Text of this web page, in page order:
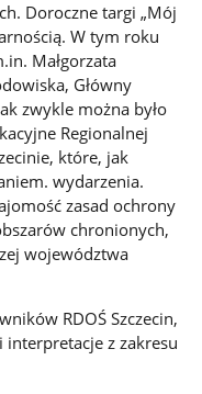
Doroczne targi „Mój
W tym roku
Małgorzata
Główny
zwykle można było
Regionalnej
które, jak
wydarzenia.
zasad ochrony
chronionych,
województwa
RDOŚ Szczecin,
z zakresu